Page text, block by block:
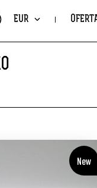
EUR
New